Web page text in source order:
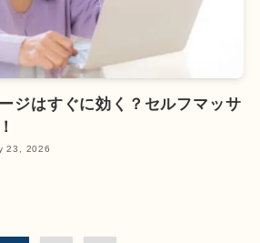
ジはすぐに効く？セルフマッサ
23, 2026